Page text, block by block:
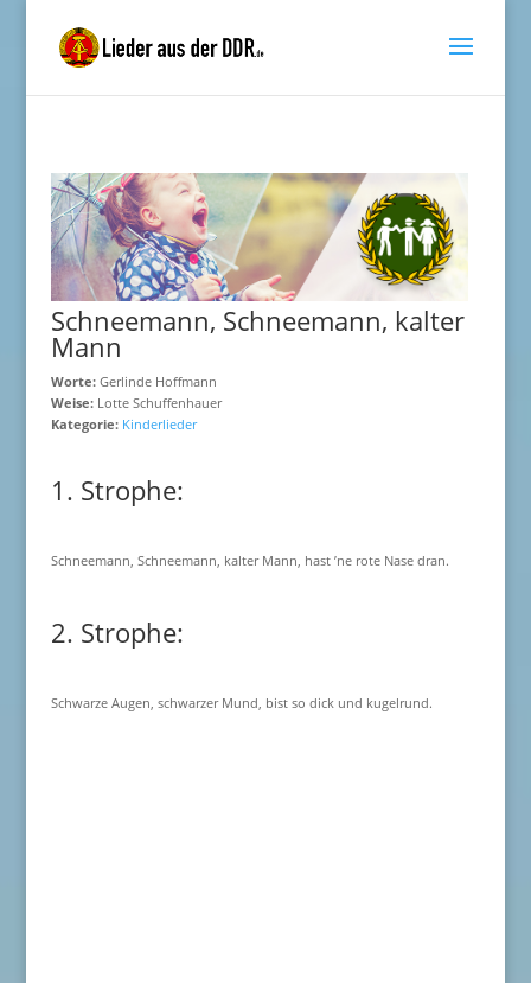
Schneemann, Schneemann, kalter
Mann
Worte:Gerlinde Hoffmann
Weise:Lotte Schuffenhauer
Kategorie: Kinderlieder
1. Strophe:
Schneemann, Schneemann, kalter Mann, hast ’ne rote Nase dran.
2. Strophe:
Schwarze Augen, schwarzer Mund, bist so dick und kugelrund.